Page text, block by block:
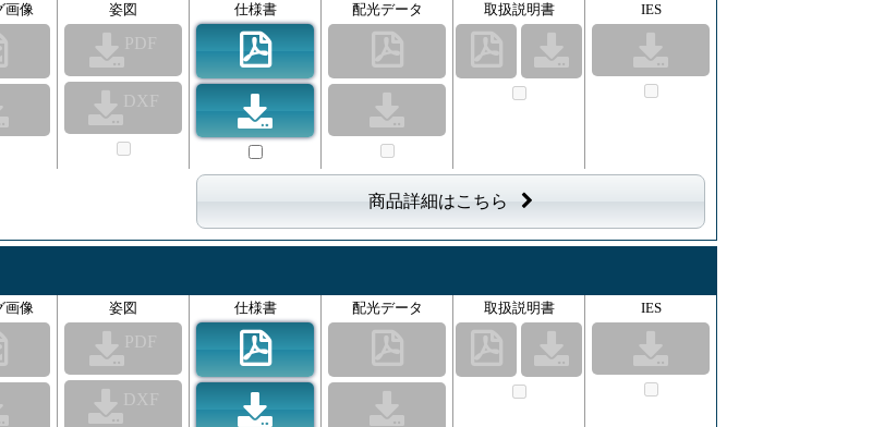
画像 姿図
PDF
DXF
仕様書 配光データ 取扱説明書 IES
商品詳細はこちら
画像 姿図
PDF
DXF
仕様書 配光データ 取扱説明書 IES